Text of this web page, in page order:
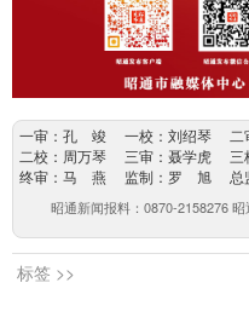
一审：孔 竣 一校：刘绍琴 二
二校：周万琴 三审：聂学虎
终审：马 燕 监制：罗 旭 总监
昭通新闻报料：0870-2158276
标签 >>